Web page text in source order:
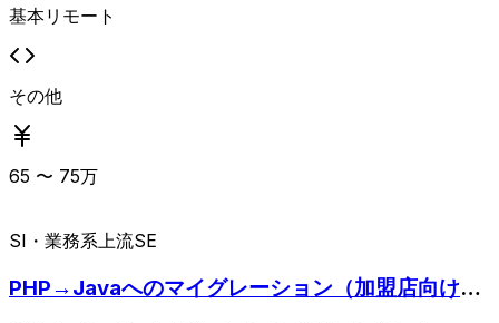
基本リモート
その他
65 〜 75万
SI・業務系 上流SE
PHP→Javaへのマイグレーション（加盟店向けプ